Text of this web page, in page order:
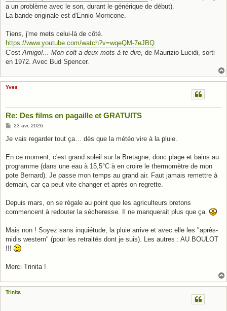
a un problème avec le son, durant le générique de début).
La bande originale est d'Ennio Morricone.
Tiens, j'me mets celui-là de côté.
https://www.youtube.com/watch?v=wqeQM-7eJBQ
C'estAmigo!... Mon colt a deux mots à te dire, de Maurizio Lucidi, sorti
en 1972. Avec Bud Spencer.
Yves
Re: Des films en pagaille et GRATUITS
M
s
g
23 avr. 2026
Je vais regarder tout ça… dès que la météo vire à la pluie.
En ce moment, c'est grand soleil sur la Bretagne, donc plage et bains au
programme (dans une eau à 15,5°C à en croire le thermomètre de mon
pote Bernard). Je passe mon temps au grand air. Faut jamais remettre à
demain, car ça peut vite changer et après on regrette.
Depuis mars, on se régale au point que les agriculteurs bretons
commencent à redouter la sécheresse. Il ne manquerait plus que ça.
Mais non ! Soyez sans inquiétude, la pluie arrive et avec elle les "après-
midis western" (pour les retraités dont je suis). Les autres : AU BOULOT
!!!
Merci Trinita !
Trinita